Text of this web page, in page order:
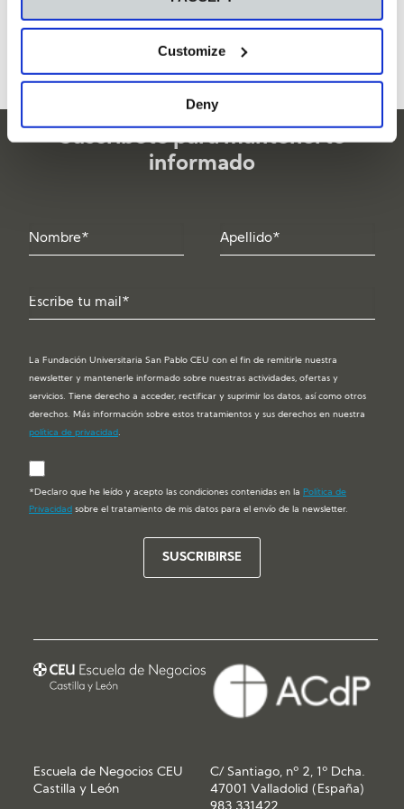
Customize
Deny
empresa puede presentarse como la más barata: afrontar
este proceso con un análisis previo y argumentaciones claras
Suscríbete para mantenerte
informado
La Fundación Universitaria San Pablo CEU con el fin de remitirle nuestra
newsletter y mantenerle informado sobre nuestras actividades, ofertas y
servicios. Tiene derecho a acceder, rectificar y suprimir los datos, así como otros
derechos. Más información sobre estos tratamientos y sus derechos en nuestra
política de privacidad.
*Declaro que he leído y acepto las condiciones contenidas en la Política de
Privacidad sobre el tratamiento de mis datos para el envío de la newsletter.
Escuela de Negocios CEU
Castilla y León
C/ Santiago, nº 2, 1º Dcha.
47001 Valladolid (España)